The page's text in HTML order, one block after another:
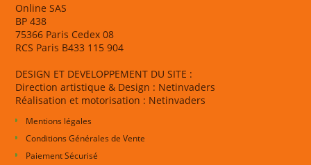
Online SAS
BP 438
75366 Paris Cedex 08
RCS Paris B433 115 904
DESIGN ET DEVELOPPEMENT DU SITE :
Direction artistique & Design : Netinvaders
Réalisation et motorisation : Netinvaders
Mentions légales
Conditions Générales de Vente
Paiement Sécurisé